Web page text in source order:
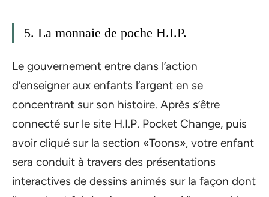
5. La monnaie de poche H.I.P.
Le gouvernement entre dans l’action
d’enseigner aux enfants l’argent en se
concentrant sur son histoire. Après s’être
connecté sur le site H.I.P. Pocket Change, puis
avoir cliqué sur la section «Toons», votre enfant
sera conduit à travers des présentations
interactives de dessins animés sur la façon dont